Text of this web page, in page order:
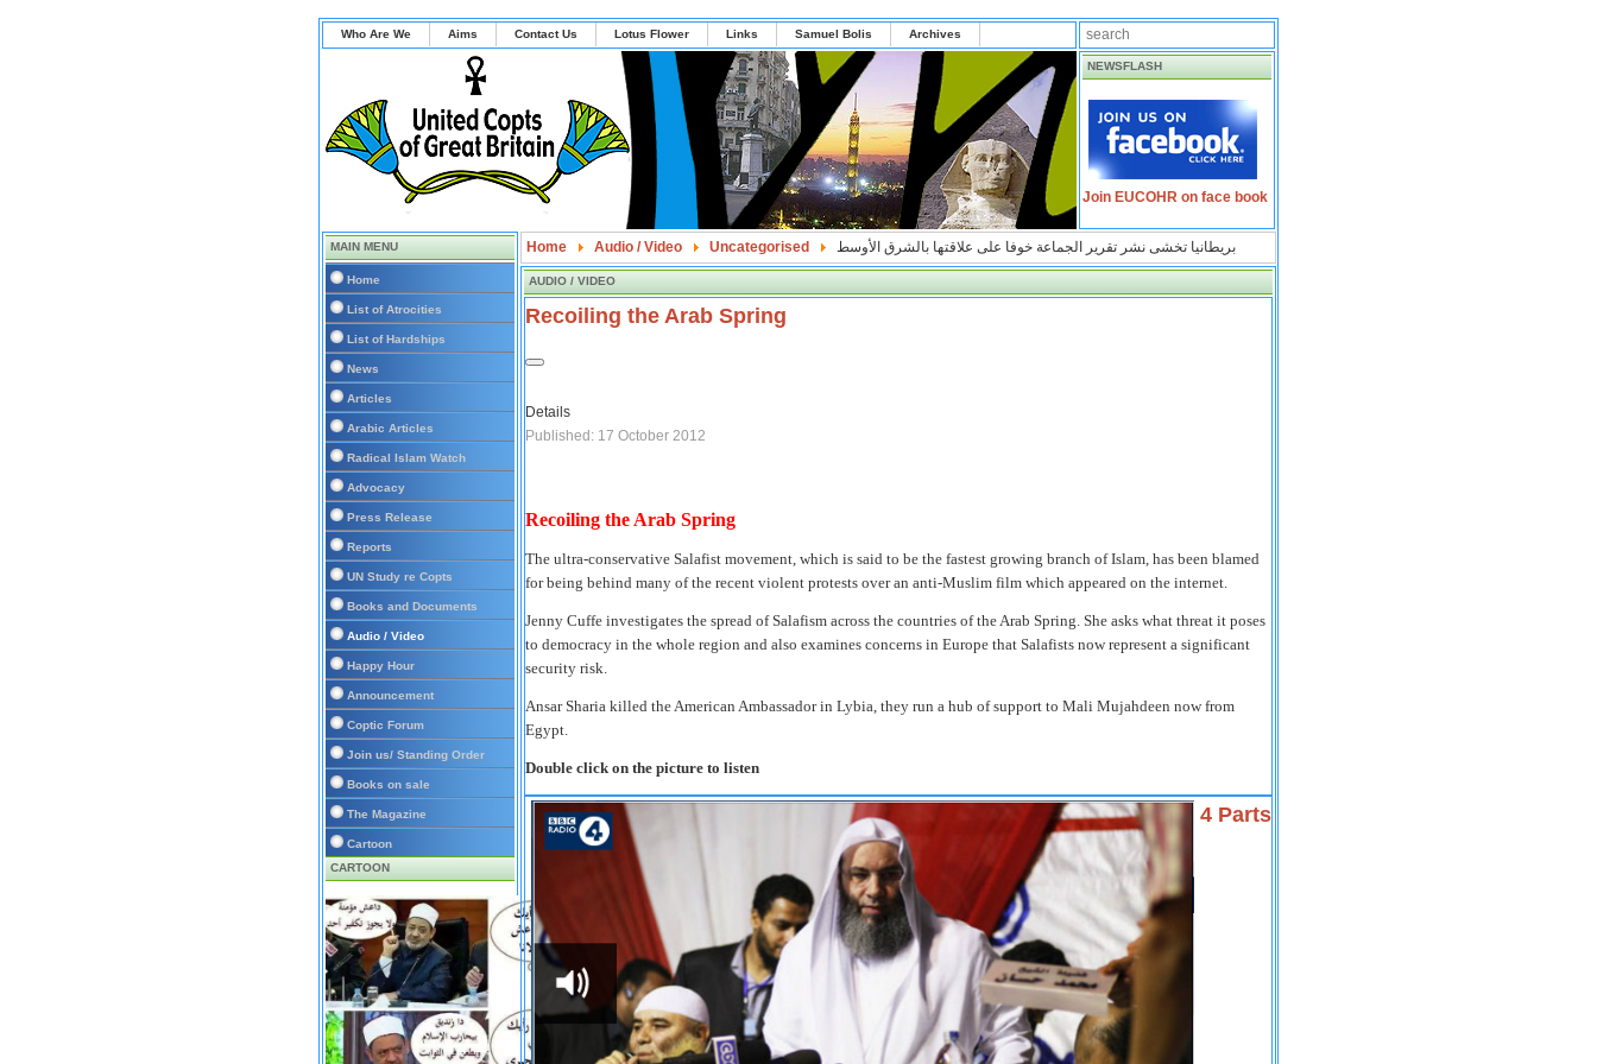
Who Are We Aims Contact Us Lotus Flower Links Samuel Bolis Archives
NEWSFLASH
Join EUCOHR on face book
MAIN MENU
Home
List of Atrocities
List of Hardships
News
Articles
Arabic Articles
Radical Islam Watch
Advocacy
Press Release
Reports
UN Study re Copts
Books and Documents
Audio / Video
Happy Hour
Announcement
Coptic Forum
Join us/ Standing Order
Books on sale
The Magazine
Cartoon
CARTOON
Home Audio / Video Uncategorised بريطانيا تخشى نشر تقرير الجماعة خوفا على علاقتها بالشرق الأوسط
AUDIO / VIDEO
Recoiling the Arab Spring
Details
Published: 17 October 2012
Recoiling the Arab Spring
The ultra-conservative Salafist movement, which is said to be the fastest growing branch of Islam, has been blamed
for being behind many of the recent violent protests over an anti-Muslim film which appeared on the internet.
Jenny Cuffe investigates the spread of Salafism across the countries of the Arab Spring. She asks what threat it poses
to democracy in the whole region and also examines concerns in Europe that Salafists now represent a significant
security risk.
Ansar Sharia killed the American Ambassador in Lybia, they run a hub of support to Mali Mujahdeen now from
Egypt.
Double click on the picture to listen
4 Parts